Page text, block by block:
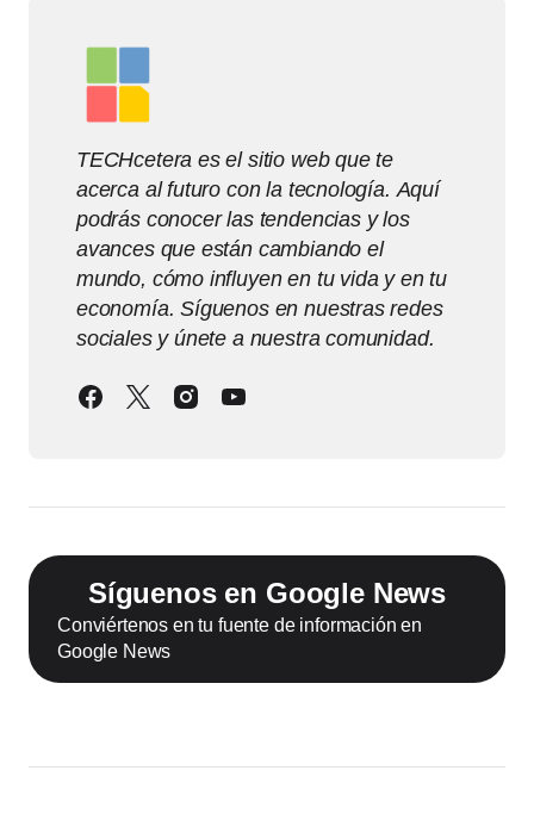
TECHcetera es el sitio web que te
acerca al futuro con la tecnología. Aquí
podrás conocer las tendencias y los
avances que están cambiando el
mundo, cómo influyen en tu vida y en tu
economía. Síguenos en nuestras redes
sociales y únete a nuestra comunidad.
Síguenos en Google News
Conviértenos en tu fuente de información en
Google News